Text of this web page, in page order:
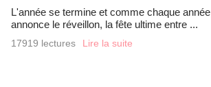
L'année se termine et comme chaque
annonce le réveillon, la fête ultime entre ...
17919 lectures Lire la suite